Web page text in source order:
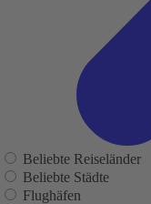
Beliebte Reiseländer
Beliebte Städte
Flughäfen